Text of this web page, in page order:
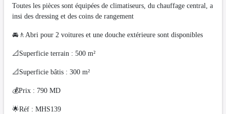
Toutes les pièces sont équipées de climatiseurs, du chauffage central, a
insi des dressing et des coins de rangement
🚘🚶Abri pour 2 voitures et une douche extérieure sont disponibles
📐Superficie terrain : 500 m²
📐Superficie bâtis : 300 m²
💰Prix : 790 MD
🌟Réf : MHS139